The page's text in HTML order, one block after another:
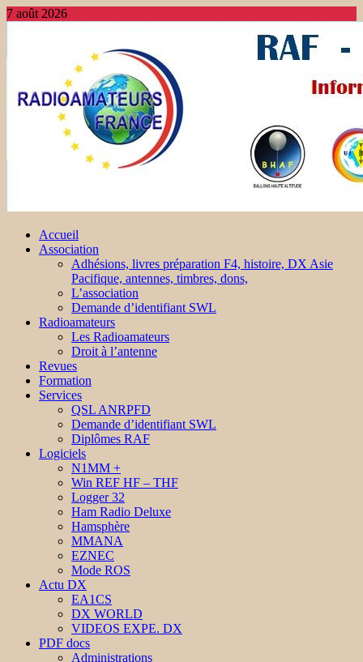
7 août 2026
Accueil
Association
Adhésions, livres préparation F4, histoire, DX Asie
Pacifique, antennes, timbres, dons,
L’association
Demande d’identifiant SWL
Radioamateurs
Les Radioamateurs
Droit à l’antenne
Revues
Formation
Services
QSL ANRPFD
Demande d’identifiant SWL
Diplômes RAF
Logiciels
N1MM +
Win REF HF – THF
Logger 32
Ham Radio Deluxe
Hamsphère
MMANA
EZNEC
Mode ROS
Actu DX
EA1CS
DX WORLD
VIDEOS EXPE. DX
PDF docs
Administrations